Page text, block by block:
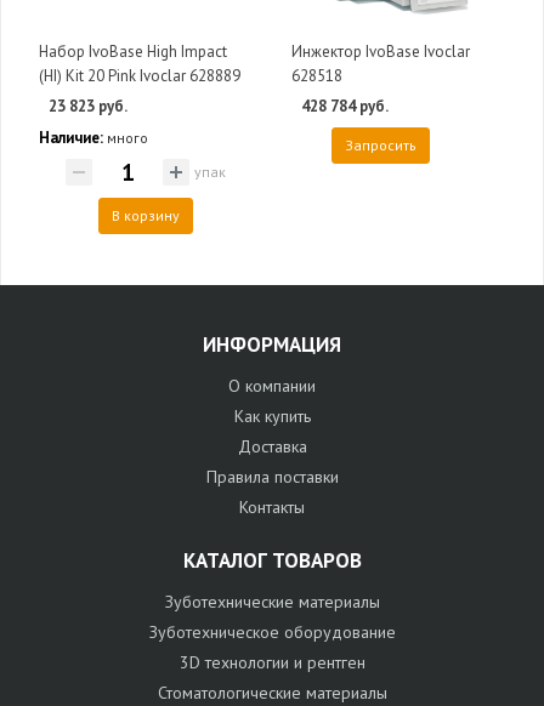
Набор IvoBase High Impact
(HI) Kit 20 Pink Ivoclar 628889
23 823 руб.
Наличие: много
упак
В корзину
Инжектор IvoBase Ivoclar
628518
428 784 руб.
Запросить
ИНФОРМАЦИЯ
О компании
Как купить
Доставка
Правила поставки
Контакты
КАТАЛОГ ТОВАРОВ
Зуботехнические материалы
Зуботехническое оборудование
3D технологии и рентген
Стоматологические материалы